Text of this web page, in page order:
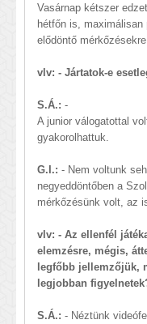
Vasárnap kétszer
hétfőn is,
elődöntő mérkőzésekre.
vlv: - Jártatok-e
S.Á.: -
A junior válogatottal
gyakorolhattuk.
G.I.: - Nem voltunk
negyeddöntőben a
mérkőzésünk volt, az
vlv: - Az ellenfél
elemzésre, mégis,
legfőbb jellemzőjük,
legjobban
S.Á.: - Néztünk